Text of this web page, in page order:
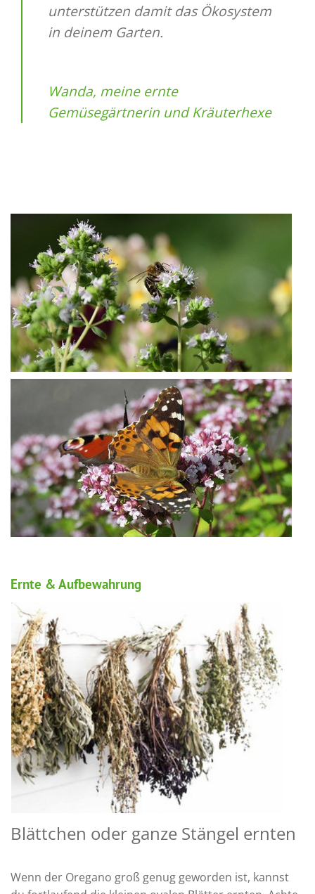
unterstützen damit das Ökosystem
in deinem Garten.
Wanda, meine ernte
Gemüsegärtnerin und Kräuterhexe
Ernte & Aufbewahrung
Blättchen oder ganze Stängel ernten
Wenn der Oregano groß genug geworden ist, kannst